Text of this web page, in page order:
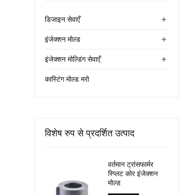
+
डिजाइन सेवाएँ
+
इंजेक्शन मोल्ड
+
इंजेक्शन मोल्डिंग सेवाएँ
कास्टिंग मोल्ड मरो
विशेष रुप से प्रदर्शित उत्पाद
वर्तमान ट्रांसफार्मर
स्प्लिट कोर इंजेक्शन
मोल्ड